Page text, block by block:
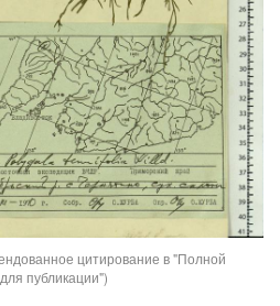
цитирование в "Полной
публикации")